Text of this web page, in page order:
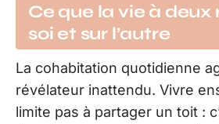
Ce que la vie à deux
soi et sur l’autre
La cohabitation quotidienne
révélateur inattendu. Vivre
limite pas à partager un toit :